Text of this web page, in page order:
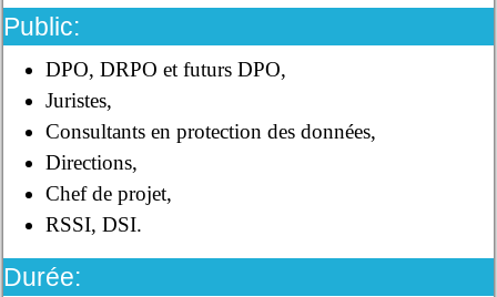
Public:
DPO, DRPO et futurs DPO,
Juristes,
Consultants en protection des données,
Directions,
Chef de projet,
RSSI, DSI.
Durée: